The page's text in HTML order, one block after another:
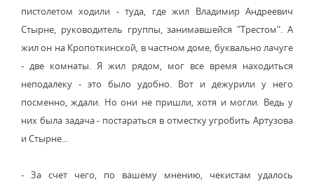
пистолетом ходили - туда, где жил Владимир Андреевич
Стырне, руководитель группы, занимавшейся "Трестом". А
жил он на Кропоткинской, в частном доме, буквально лачуге
- две комнаты. Я жил рядом, мог все время находиться
неподалеку - это было удобно. Вот и дежурили у него
посменно, ждали. Но они не пришли, хотя и могли. Ведь у
них была задача - постараться в отместку угробить Артузова
и Стырне...
- За счет чего, по вашему мнению, чекистам удалось